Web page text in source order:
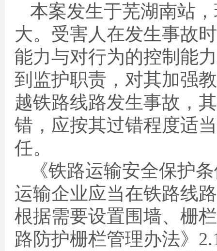
本案发生于芜湖南站
大。受害人在发生事故
能力与对行为的控制能
到监护职责，对其加强
越铁路线路发生事故，
错，应按其过错程度适
任。
《铁路运输安全保护
运输企业应当在铁路线
根据需要设置围墙、栅
路防护栅栏管理办法》